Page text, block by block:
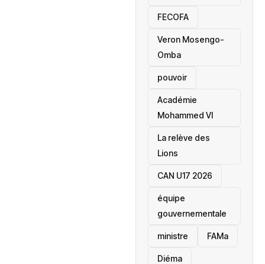
‎FECOFA
Veron Mosengo-
Omba
pouvoir
Académie
Mohammed VI
La relève des
Lions
CAN U17 2026
équipe
gouvernementale
ministre FAMa
Diéma